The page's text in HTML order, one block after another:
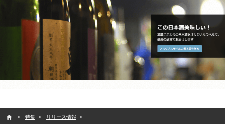
特集
リリース情報